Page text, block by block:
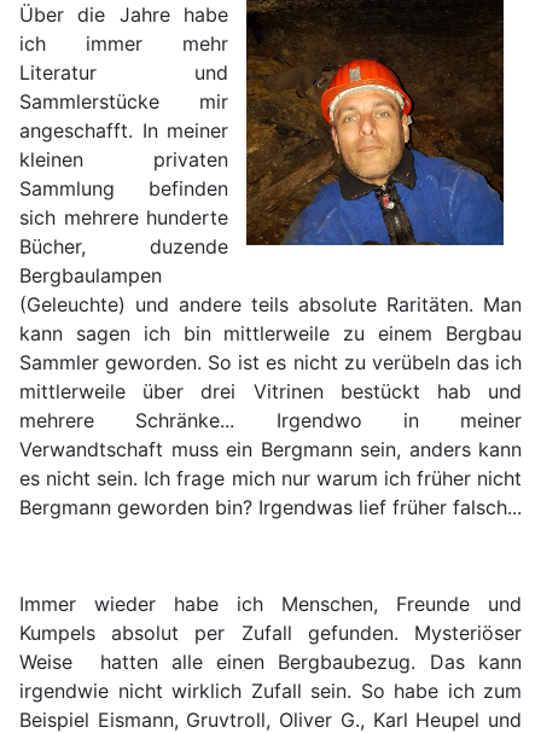
Über die Jahre habe
ich immer mehr
Literatur und
Sammlerstücke mir
angeschafft. In meiner
kleinen privaten
Sammlung befinden
sich mehrere hunderte
Bücher, duzende
Bergbaulampen
(Geleuchte) und andere teils absolute Raritäten. Man
kann sagen ich bin mittlerweile zu einem Bergbau
Sammler geworden. So ist es nicht zu verübeln das ich
mittlerweile über drei Vitrinen bestückt hab und
mehrere Schränke... Irgendwo in meiner
Verwandtschaft muss ein Bergmann sein, anders kann
es nicht sein. Ich frage mich nur warum ich früher nicht
Bergmann geworden bin? Irgendwas lief früher falsch...
Immer wieder habe ich Menschen, Freunde und
Kumpels absolut per Zufall gefunden. Mysteriöser
Weise hatten alle einen Bergbaubezug. Das kann
irgendwie nicht wirklich Zufall sein. So habe ich zum
Beispiel Eismann, Gruvtroll, Oliver G., Karl Heupel und